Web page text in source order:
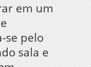
em um
se pelo
sala e